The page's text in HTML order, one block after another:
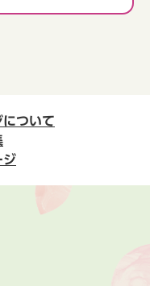
について
ジ